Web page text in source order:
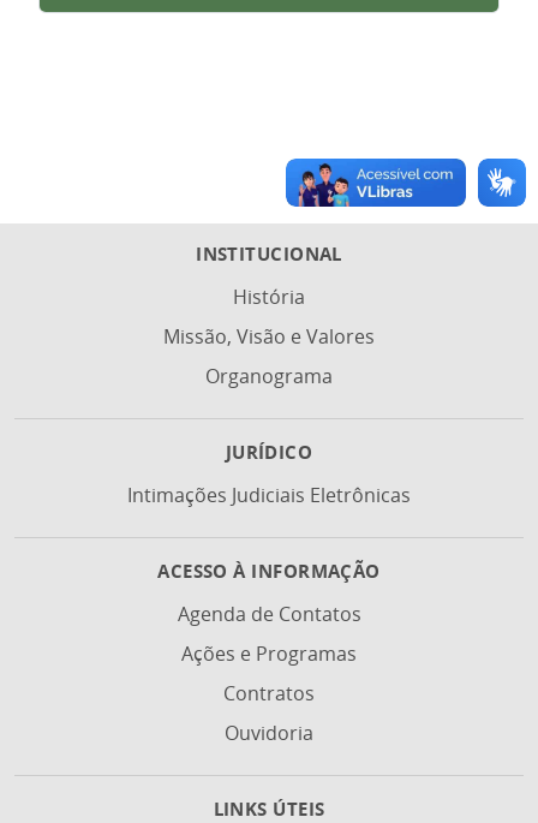
INSTITUCIONAL
História
Missão, Visão e Valores
Organograma
JURÍDICO
Intimações Judiciais Eletrônicas
ACESSO À INFORMAÇÃO
Agenda de Contatos
Ações e Programas
Contratos
Ouvidoria
LINKS ÚTEIS